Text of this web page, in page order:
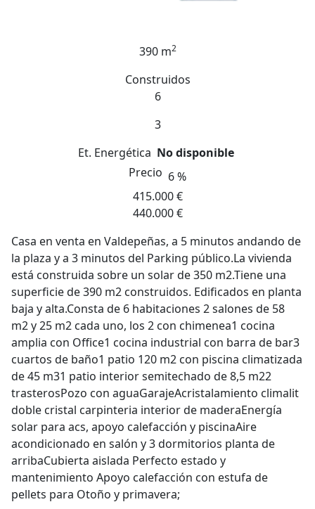
390 m2
Construidos
6
3
Et. Energética No disponible
Precio 6 %
415.000 €
440.000 €
Casa en venta en Valdepeñas, a 5 minutos andando de
la plaza y a 3 minutos del Parking público.La vivienda
está construida sobre un solar de 350 m2.Tiene una
superficie de 390 m2 construidos. Edificados en planta
baja y alta.Consta de 6 habitaciones 2 salones de 58
m2 y 25 m2 cada uno, los 2 con chimenea1 cocina
amplia con Office1 cocina industrial con barra de bar3
cuartos de baño1 patio 120 m2 con piscina climatizada
de 45 m31 patio interior semitechado de 8,5 m22
trasterosPozo con aguaGarajeAcristalamiento climalit
doble cristal carpinteria interior de maderaEnergía
solar para acs, apoyo calefacción y piscinaAire
acondicionado en salón y 3 dormitorios planta de
arribaCubierta aislada Perfecto estado y
mantenimiento Apoyo calefacción con estufa de
pellets para Otoño y primavera;